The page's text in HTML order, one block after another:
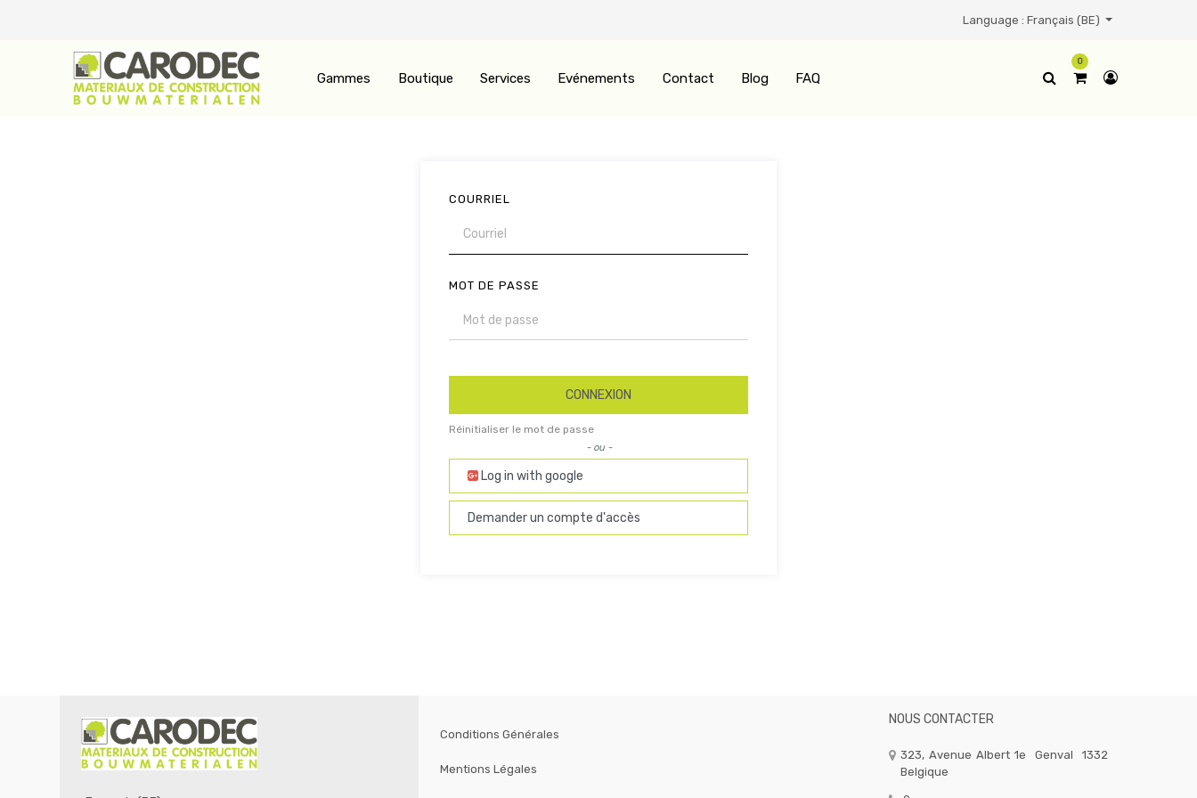
Language : Français (BE)
Gammes Boutique Services Evénements Contact Blog FAQ
0
COURRIEL
MOT DE PASSE
CONNEXION
Réinitialiser le mot de passe
- ou -
Log in with google
Demander un compte d'accès
Conditions Générales
Mentions Légales
NOUS CONTACTER
323, Avenue Albert 1e Genval
1332
Belgique